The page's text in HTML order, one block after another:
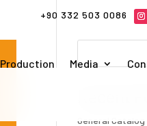
+90 332 503 0086
Production Media
General Catalog